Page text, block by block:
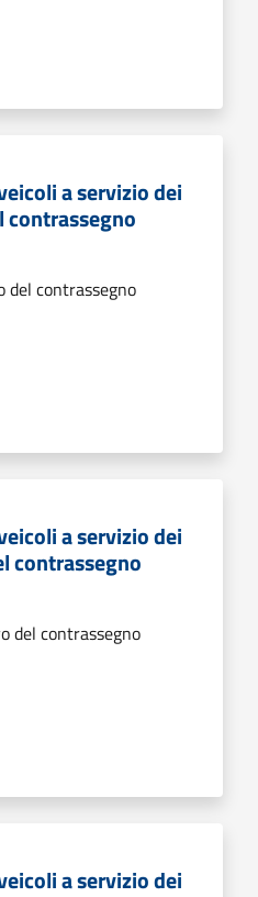
a servizio dei
del contrassegno
a servizio dei
contrassegno
del contrassegno
a servizio dei